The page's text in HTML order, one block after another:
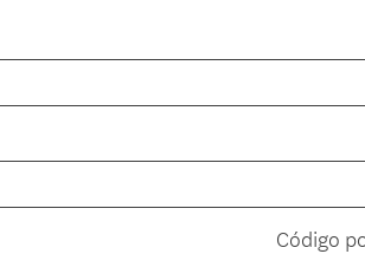
Código